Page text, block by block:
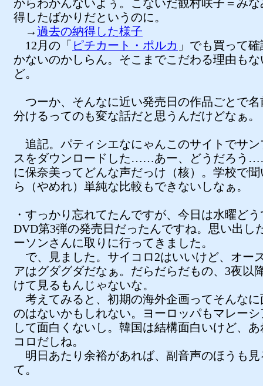
からわかんないよぅ。こないだ観村咲子＝み
得したばかりだというのに。
→過去の納得した様子
12月の「 ピチカート・ポルカ 」でも買って
かないのかしらん。そこまでこだわる理由も
ど。
つーか、そんなに近い発売日の作品ごとで名
分けるってのも変な話だと思うんだけどなぁ。
追記。パティシエなにゃんこのサイトでサン
スをダウンロードした……あー、どうだろう
に保奈美ってどんな声だっけ（核）。学校で
ら（やめれ）単純な比較もできないしなぁ。
・すっかり忘れてたんですが、今日は水曜ど
DVD第3弾の発売日だったんですね。思い出し
ーソンさんに取りに行ってきました。
で、見ました。サイコロ2はいいけど、オー
アはグダグダだなぁ。だらだらだもの、3夜以
けて見るもんじゃないな。
考えてみると、初期の海外企画ってそんなに
のはないかもしれない。ヨーロッパもマレー
して面白くないし。韓国は結構面白いけど、
コロだしね。
明日あたり余裕があれば、副音声のほうも見
て。